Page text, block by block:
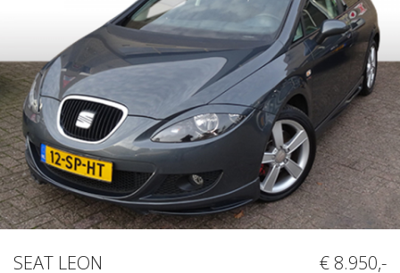
SEAT LEON € 8.950,-